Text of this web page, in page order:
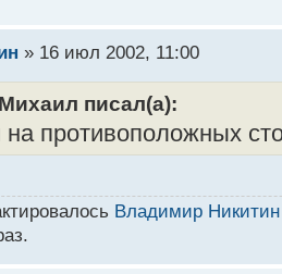
» 16 июл 2002, 11:00
писал(а):
на противоположных
Владимир Никитин